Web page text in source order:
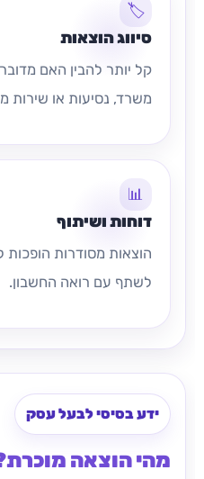
🏷️
סיווג הוצאות
קל יותר להבין האם
משרד, נסיעות או שירות
📊
דוחות ושיתוף
הוצאות מסודרות הופכות
לשתף עם רואה החשבון.
ידע בסיסי לבעל עסק
מהי הוצאה